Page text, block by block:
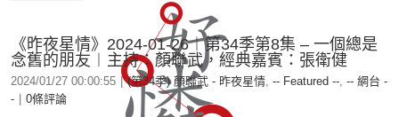
《昨夜星情》2024-01-26︱第34季第8集 – 一個總是
念舊的朋友︱主持：顏聯武，經典嘉賓：張衛健
2024/01/27 00:00:55 | (第34季) 顏聯武 - 昨夜星情, -- Featured --, -- 網台 -
-
0條評論